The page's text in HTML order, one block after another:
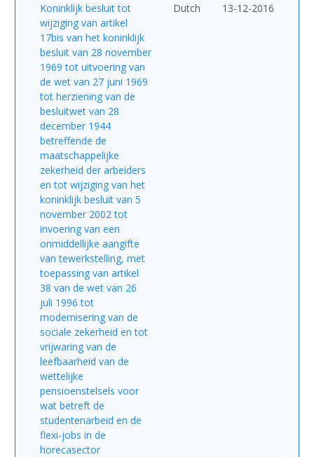
Koninklijk besluit tot
wijziging van artikel
17bis van het koninklijk
besluit van 28 november
1969 tot uitvoering van
de wet van 27 juni 1969
tot herziening van de
besluitwet van 28
december 1944
betreffende de
maatschappelijke
zekerheid der arbeiders
en tot wijziging van het
koninklijk besluit van 5
november 2002 tot
invoering van een
onmiddellijke aangifte
van tewerkstelling, met
toepassing van artikel
38 van de wet van 26
juli 1996 tot
modernisering van de
sociale zekerheid en tot
vrijwaring van de
leefbaarheid van de
wettelijke
pensioenstelsels voor
wat betreft de
studentenarbeid en de
flexi-jobs in de
horecasector
Dutch 13-12-2016